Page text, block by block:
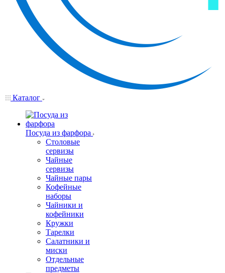
Каталог
Посуда из фарфора
Столовые
сервизы
Чайные
сервизы
Чайные пары
Кофейные
наборы
Чайники и
кофейники
Кружки
Тарелки
Салатники и
миски
Отдельные
предметы